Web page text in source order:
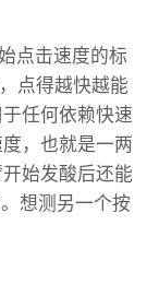
点击速度的标
点得越快越能
任何依赖快速
，也就是一两
始发酸后还能
想测另一个按